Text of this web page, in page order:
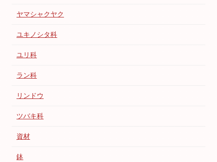
ヤマシャクヤク
ユキノシタ科
ユリ科
ラン科
リンドウ
ツバキ科
資材
鉢